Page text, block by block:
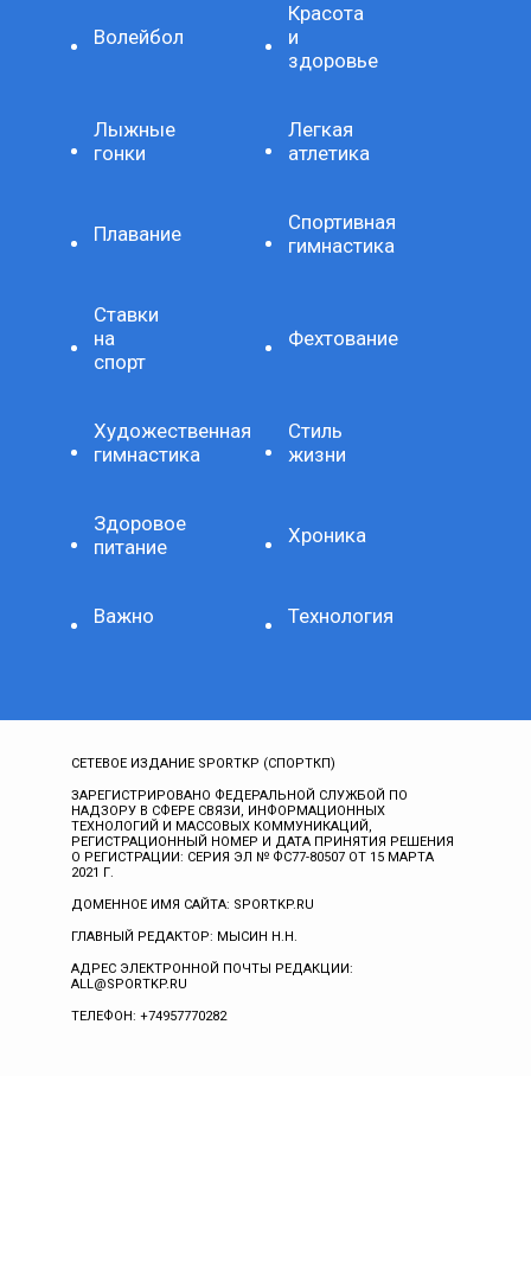
Волейбол
Красота
и
здоровье
Лыжные
гонки
Легкая
атлетика
Плавание
Спортивная
гимнастика
Ставки
на
спорт
Фехтование
Художественная
гимнастика
Стиль
жизни
Здоровое
питание
Хроника
Важно Технология
СЕТЕВОЕ ИЗДАНИЕ SPORTKP (СПОРТКП)
ЗАРЕГИСТРИРОВАНО ФЕДЕРАЛЬНОЙ СЛУЖБОЙ ПО
НАДЗОРУ В СФЕРЕ СВЯЗИ, ИНФОРМАЦИОННЫХ
ТЕХНОЛОГИЙ И МАССОВЫХ КОММУНИКАЦИЙ,
РЕГИСТРАЦИОННЫЙ НОМЕР И ДАТА ПРИНЯТИЯ РЕШЕНИЯ
О РЕГИСТРАЦИИ: СЕРИЯ ЭЛ № ФС77-80507 ОТ 15 МАРТА
2021 Г.
ДОМЕННОЕ ИМЯ САЙТА: SPORTKP.RU
ГЛАВНЫЙ РЕДАКТОР: МЫСИН Н.Н.
АДРЕС ЭЛЕКТРОННОЙ ПОЧТЫ РЕДАКЦИИ:
ALL@SPORTKP.RU
ТЕЛЕФОН: +74957770282